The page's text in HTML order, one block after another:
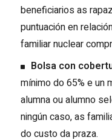
beneficiarios as
puntuación en
familiar nuclear
Bolsa con
mínimo do 65% e un
alumna ou alumno
ningún caso, as
do custo da praza.